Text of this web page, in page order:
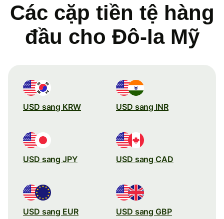
Các cặp tiền tệ hàng
đầu cho Đô-la Mỹ
USD sang KRW USD sang INR
USD sang JPY USD sang CAD
USD sang EUR USD sang GBP